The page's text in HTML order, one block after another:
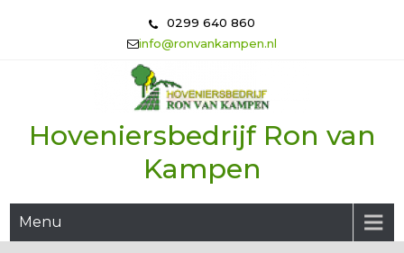
0299 640 860
info@ronvankampen.nl
Hoveniersbedrijf Ron van
Kampen
Menu